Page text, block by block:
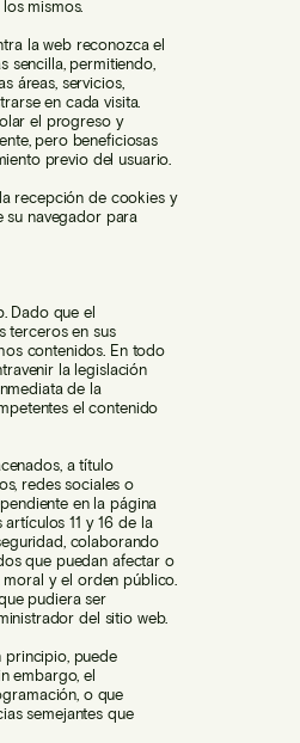
mismos.
la web reconozca el
sencilla, permitiendo,
áreas, servicios,
en cada visita.
el progreso y
pero beneficiosas
previo del usuario.
recepción de cookies y
su navegador para
Dado que el
terceros en sus
contenidos. En todo
la legislación
de la
el contenido
a título
redes sociales o
en la página
11 y 16 de la
colaborando
que puedan afectar o
y el orden público.
pudiera ser
del sitio web.
principio, puede
embargo, el
o que
semejantes que